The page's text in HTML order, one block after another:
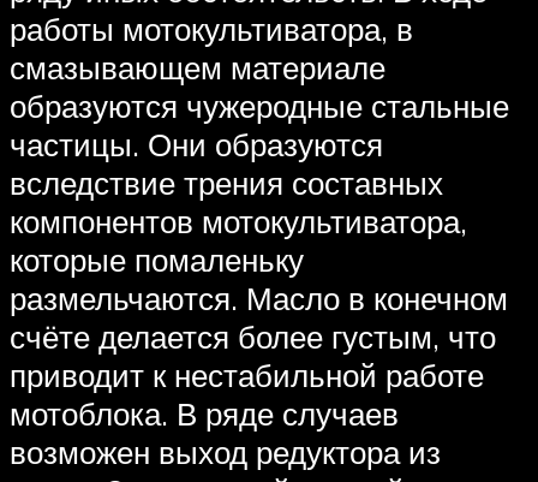
работы мотокультиватора, в
смазывающем материале
образуются чужеродные стальные
частицы. Они образуются
вследствие трения составных
компонентов мотокультиватора,
которые помаленьку
размельчаются. Масло в конечном
счёте делается более густым, что
приводит к нестабильной работе
мотоблока. В ряде случаев
возможен выход редуктора из